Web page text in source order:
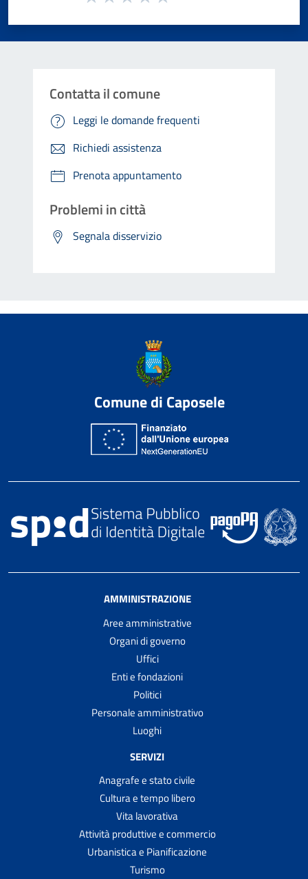
Contatta il comune
Leggi le domande frequenti
Richiedi assistenza
Prenota appuntamento
Problemi in città
Segnala disservizio
Comune di Caposele
AMMINISTRAZIONE
Aree amministrative
Organi di governo
Uffici
Enti e fondazioni
Politici
Personale amministrativo
Luoghi
SERVIZI
Anagrafe e stato civile
Cultura e tempo libero
Vita lavorativa
Attività produttive e commercio
Urbanistica e Pianificazione
Turismo